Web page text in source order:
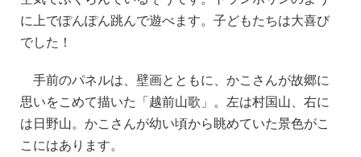
に上でぽんぽん跳んで遊べます。子どもたちは大喜び
でした！
手前のパネルは、壁画とともに、かこさんが故郷に
思いをこめて描いた「越前山歌」。左は村国山、右に
は日野山。かこさんが幼い頃から眺めていた景色がこ
こにはあります。